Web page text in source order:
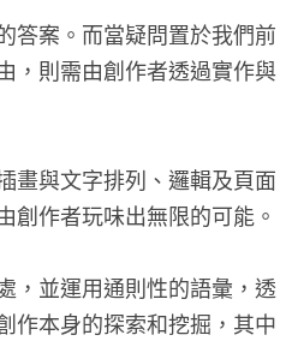
答案。而當疑問置於我們前
，則需由創作者透過實作與
畫與文字排列、邏輯及頁面
創作者玩味出無限的可能。
，並運用通則性的語彙，透
作本身的探索和挖掘，其中